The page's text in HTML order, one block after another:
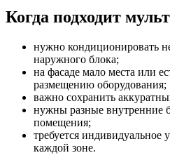
Когда подходит
нужно кондиционировать
наружного блока;
на фасаде мало места или
размещению оборудования;
важно сохранить
нужны разные внутренние
помещения;
требуется индивидуальное
каждой зоне.